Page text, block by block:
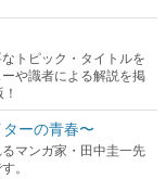
トピック・タイトルを
や識者による解説を掲
ーの青春〜
マンガ家・田中圭一先
。